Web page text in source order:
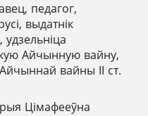
педагог,
выдатнік
Айчынную вайну,
вайны ІІ ст.
Цімафееўна